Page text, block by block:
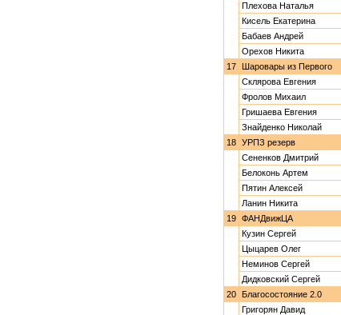
Плехова Наталья
Кисель Екатерина
Бабаев Андрей
Орехов Никита
17 Шаровары из Первого
Склярова Евгения
Фролов Михаил
Гришаева Евгения
Знайденко Николай
18 УРПЗ резерв
Сененков Дмитрий
Белоконь Артем
Пятин Алексей
Ланин Никита
19 ФАНДвижЦА
Кузин Сергей
Цыцарев Олег
Неминов Сергей
Дидковский Сергей
20 Благосостояние 2.0
Григорян Давид